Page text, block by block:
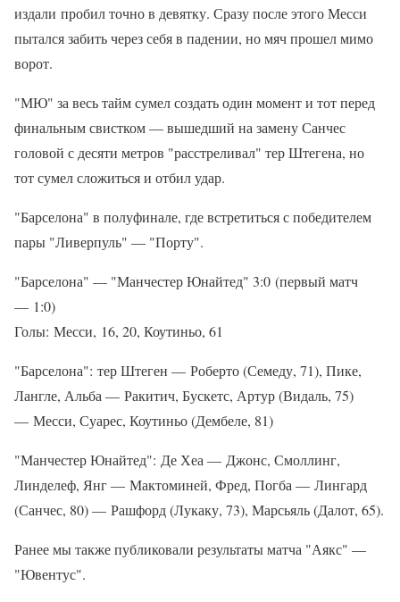
издали пробил точно в девятку. Сразу после этого Месси
пытался забить через себя в падении, но мяч прошел мимо
ворот.
"МЮ" за весь тайм сумел создать один момент и тот перед
финальным свистком — вышедший на замену Санчес
головой с десяти метров "расстреливал" тер Штегена, но
тот сумел сложиться и отбил удар.
"Барселона" в полуфинале, где встретиться с победителем
пары "Ливерпуль" — "Порту".
"Барселона" — "Манчестер Юнайтед" 3:0 (первый матч
— 1:0)
Голы: Месси, 16, 20, Коутиньо, 61
"Барселона": тер Штеген — Роберто (Семеду, 71), Пике,
Лангле, Альба — Ракитич, Бускетс, Артур (Видаль, 75)
— Месси, Суарес, Коутиньо (Дембеле, 81)
"Манчестер Юнайтед": Де Хеа — Джонс, Смоллинг,
Линделеф, Янг — Мактоминей, Фред, Погба — Лингард
(Санчес, 80) — Рашфорд (Лукаку, 73), Марсьяль (Далот, 65).
Ранее мы также публиковали результаты матча "Аякс" —
"Ювентус".